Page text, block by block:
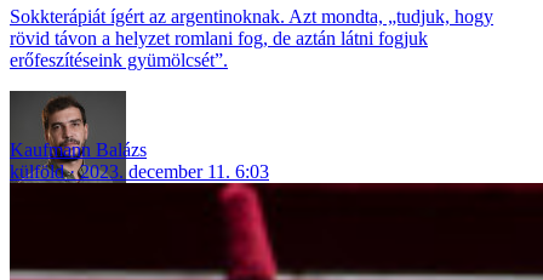
Sokkterápiát ígért az argentinoknak. Azt mondta, „tudjuk, hogy
rövid távon a helyzet romlani fog, de aztán látni fogjuk
erőfeszítéseink gyümölcsét”.
Kaufmann Balázs
külföld
2023. december 11. 6:03